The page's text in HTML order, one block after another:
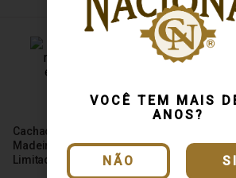
VOCÊ TEM MAIS
ANOS?
NÃO
Cachaça Santa Rosa 4
Madeiras Edição Premium
Limitada 750ml